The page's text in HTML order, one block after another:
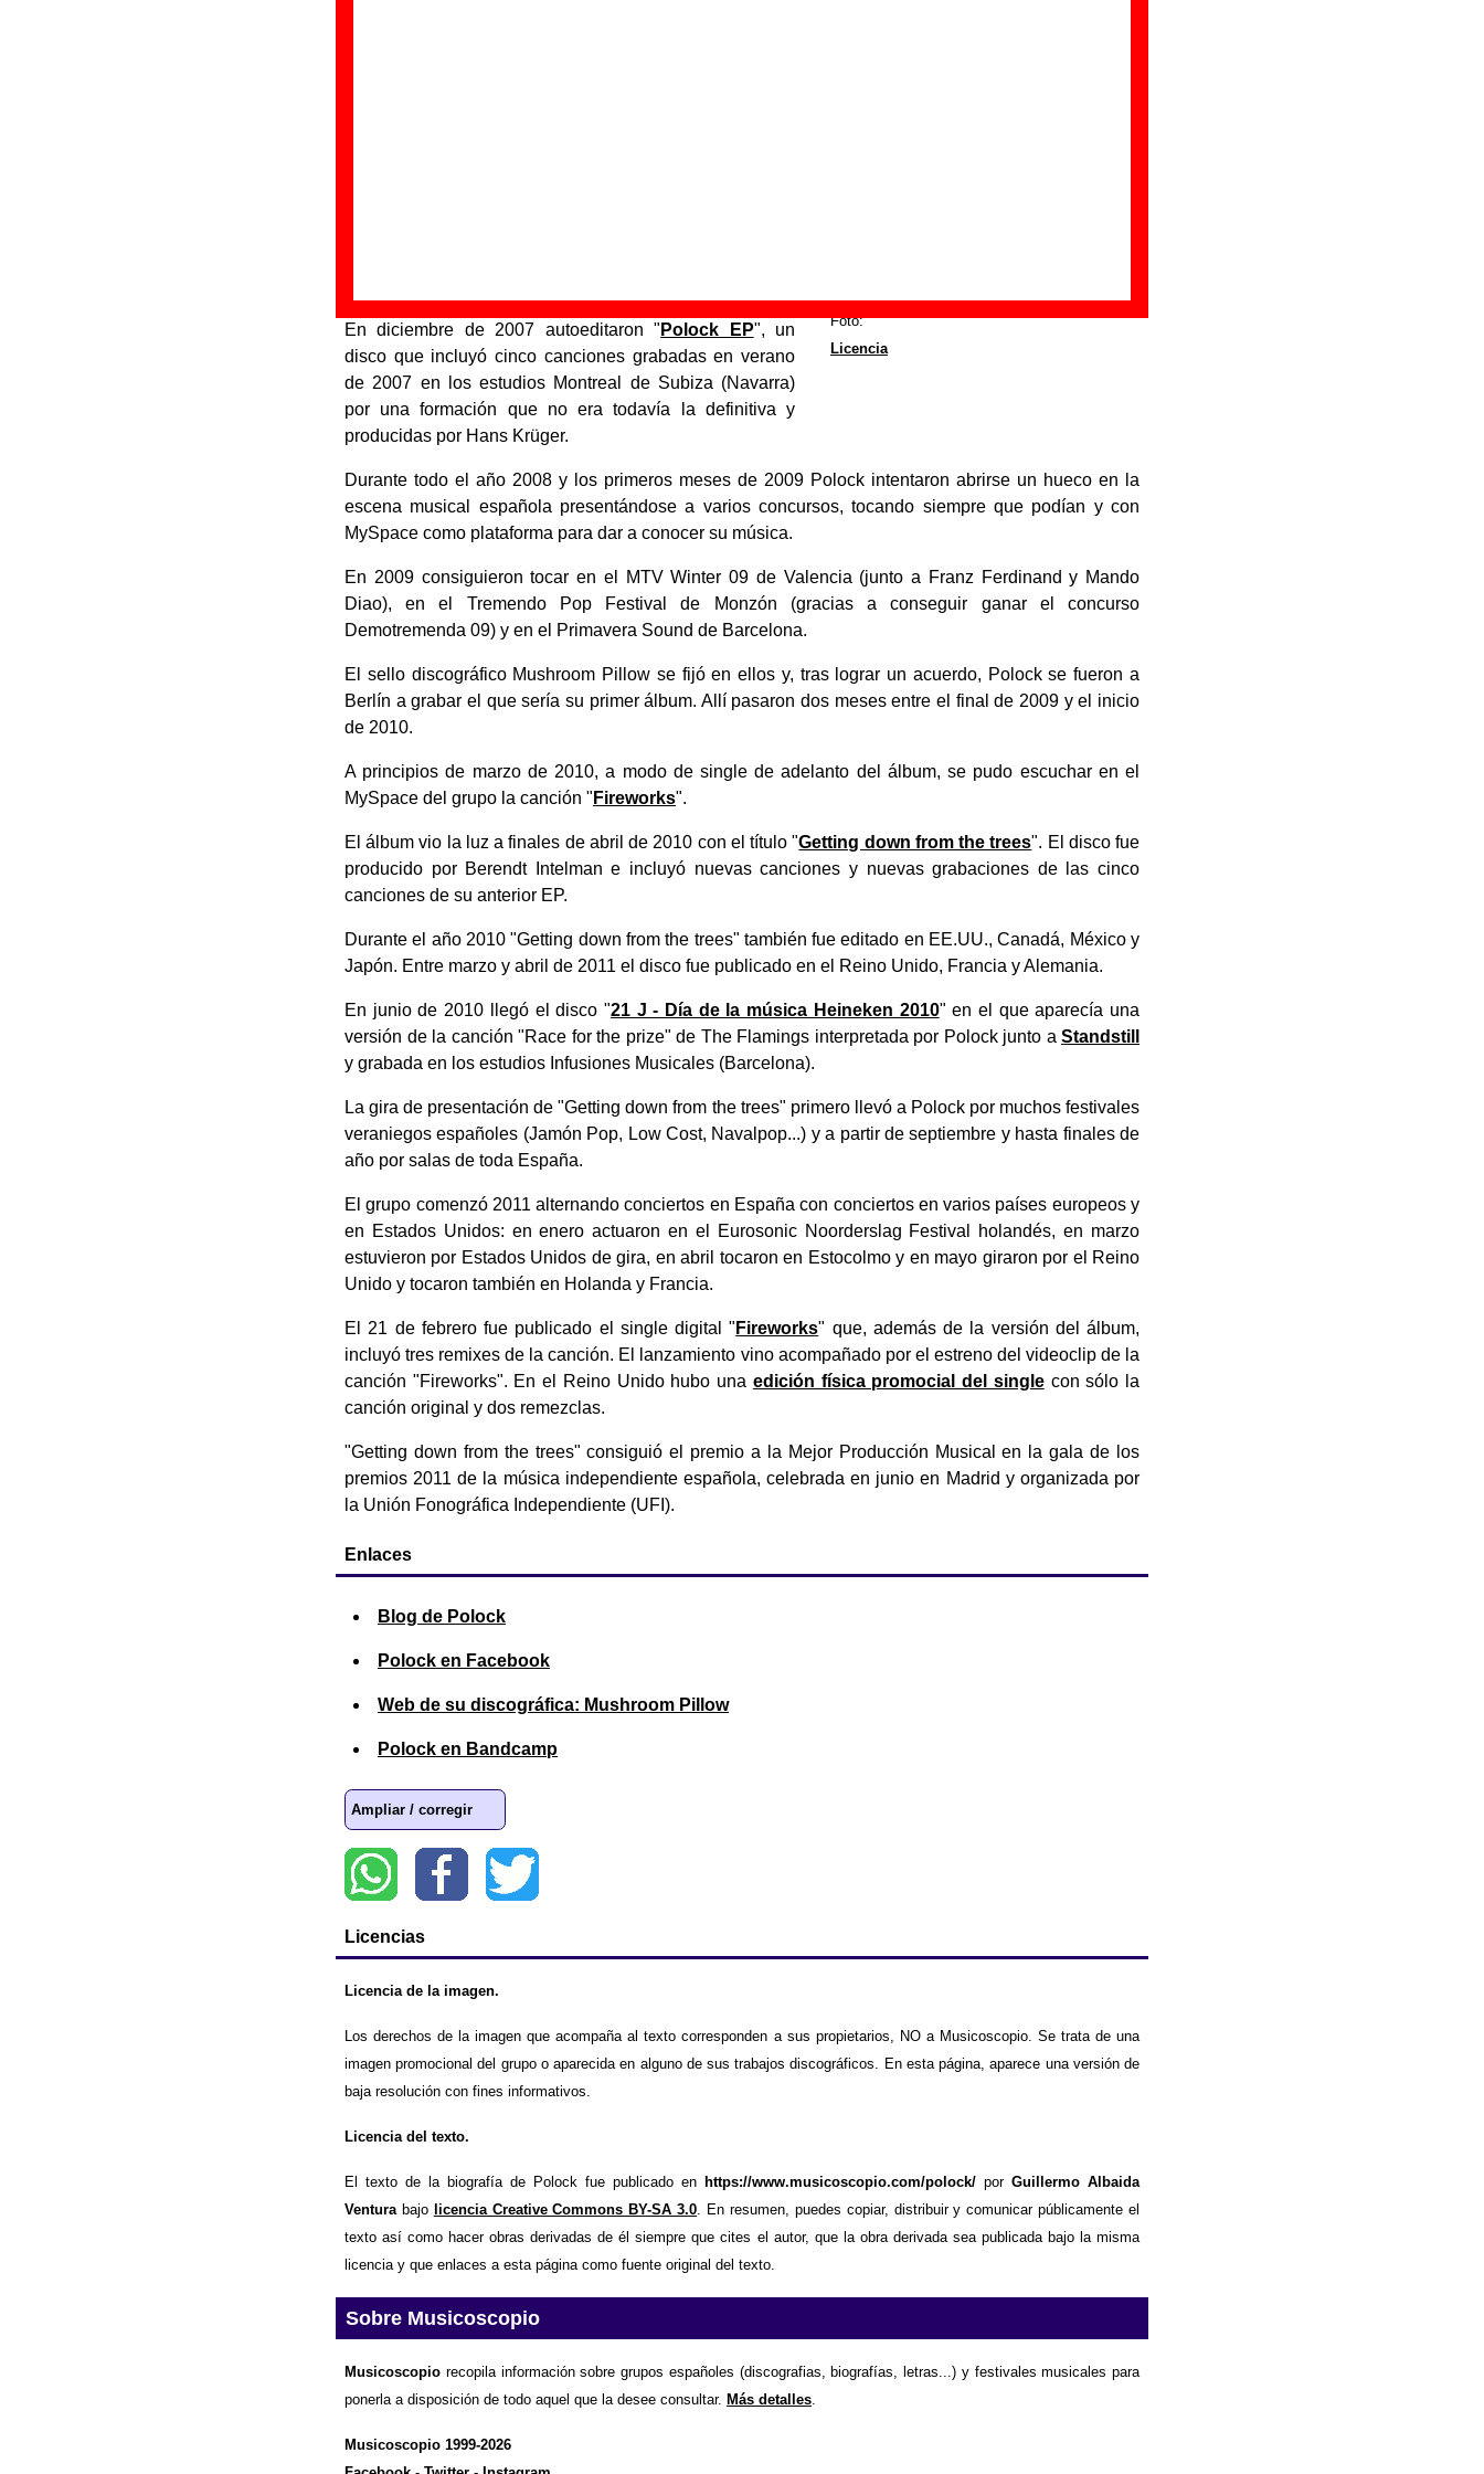
Foto:
Licencia
En diciembre de 2007 autoeditaron " Polock EP", un
disco que incluyó cinco canciones grabadas en verano
de 2007 en los estudios Montreal de Subiza (Navarra)
por una formación que no era todavía la definitiva y
producidas por Hans Krüger.
Durante todo el año 2008 y los primeros meses de 2009 Polock intentaron abrirse un hueco en la
escena musical española presentándose a varios concursos, tocando siempre que podían y con
MySpace como plataforma para dar a conocer su música.
En 2009 consiguieron tocar en el MTV Winter 09 de Valencia (junto a Franz Ferdinand y Mando
Diao), en el Tremendo Pop Festival de Monzón (gracias a conseguir ganar el concurso
Demotremenda 09) y en el Primavera Sound de Barcelona.
El sello discográfico Mushroom Pillow se fijó en ellos y, tras lograr un acuerdo, Polock se fueron a
Berlín a grabar el que sería su primer álbum. Allí pasaron dos meses entre el final de 2009 y el inicio
de 2010.
A principios de marzo de 2010, a modo de single de adelanto del álbum, se pudo escuchar en el
MySpace del grupo la canción " Fireworks".
El álbum vio la luz a finales de abril de 2010 con el título "Getting down from the trees". El disco fue
producido por Berendt Intelman e incluyó nuevas canciones y nuevas grabaciones de las cinco
canciones de su anterior EP.
Durante el año 2010 "Getting down from the trees" también fue editado en EE.UU., Canadá, México y
Japón. Entre marzo y abril de 2011 el disco fue publicado en el Reino Unido, Francia y Alemania.
En junio de 2010 llegó el disco "21 J - Día de la música Heineken 2010" en el que aparecía una
versión de la canción "Race for the prize" de The Flamings interpretada por Polock junto a Standstill
y grabada en los estudios Infusiones Musicales (Barcelona).
La gira de presentación de "Getting down from the trees" primero llevó a Polock por muchos festivales
veraniegos españoles (Jamón Pop, Low Cost, Navalpop...) y a partir de septiembre y hasta finales de
año por salas de toda España.
El grupo comenzó 2011 alternando conciertos en España con conciertos en varios países europeos y
en Estados Unidos: en enero actuaron en el Eurosonic Noorderslag Festival holandés, en marzo
estuvieron por Estados Unidos de gira, en abril tocaron en Estocolmo y en mayo giraron por el Reino
Unido y tocaron también en Holanda y Francia.
El 21 de febrero fue publicado el single digital " Fireworks" que, además de la versión del álbum,
incluyó tres remixes de la canción. El lanzamiento vino acompañado por el estreno del videoclip de la
canción "Fireworks". En el Reino Unido hubo una edición física promocial del singlecon sólo la
canción original y dos remezclas.
"Getting down from the trees" consiguió el premio a la Mejor Producción Musical en la gala de los
premios 2011 de la música independiente española, celebrada en junio en Madrid y organizada por
la Unión Fonográfica Independiente (UFI).
Enlaces
Blog de Polock
Polock en Facebook
Web de su discográfica: Mushroom Pillow
Polock en Bandcamp
Ampliar / corregir
Licencias
Licencia de la imagen.
Los derechos de la imagen que acompaña al texto corresponden a sus propietarios, NO a Musicoscopio. Se trata de una
imagen promocional del grupo o aparecida en alguno de sus trabajos discográficos. En esta página, aparece una versión de
baja resolución con fines informativos.
Licencia del texto.
El texto de la biografía de Polock fue publicado en https://www.musicoscopio.com/polock/ por Guillermo Albaida
Venturabajo licencia Creative Commons BY-SA 3.0. En resumen, puedes copiar, distribuir y comunicar públicamente el
texto así como hacer obras derivadas de él siempre que cites el autor, que la obra derivada sea publicada bajo la misma
licencia y que enlaces a esta página como fuente original del texto.
Sobre Musicoscopio
Musicoscopio recopila información sobre grupos españoles (discografias, biografías, letras...) y festivales musicales para
ponerla a disposición de todo aquel que la desee consultar. Más detalles.
Musicoscopio 1999-2026